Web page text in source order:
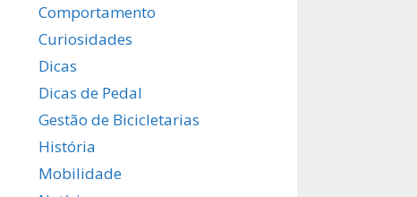
Comportamento
Curiosidades
Dicas
Dicas de Pedal
Gestão de Bicicletarias
História
Mobilidade